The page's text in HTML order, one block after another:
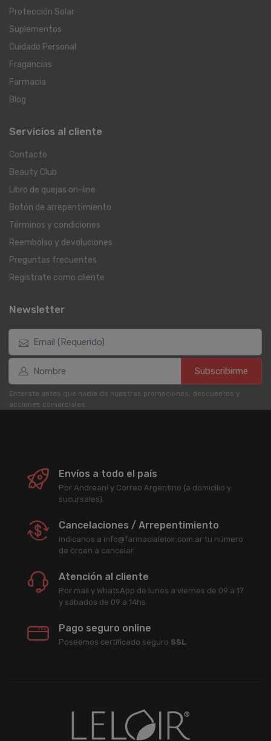
Protección Solar
Suplementos
Cuidado Personal
Fragancias
Farmacia
Blog
Servicios al cliente
Contacto
Beauty Club
Libro de quejas on-line
Botón de arrepentimiento
Términos y condiciones
Reembolso y devoluciones
Preguntas frecuentes
Registrate como cliente
Newsletter
Subscribirme
Enterate antes que nadie de nuestras promociones, descuentos y
acciones comerciales.
Envíos a todo el país
Por Andreani y Correo Argentino (a domicilio y
sucursales).
Cancelaciones / Arrepentimiento
Indicanos a info@farmacialeloir.com.ar tu número
de órden a cancelar.
Atención al cliente
Por mail y WhatsApp de lunes a viernes de 09 a 17
y sábados de 09 a 14hs.
Pago seguro online
Poseemos certificado seguro SSL